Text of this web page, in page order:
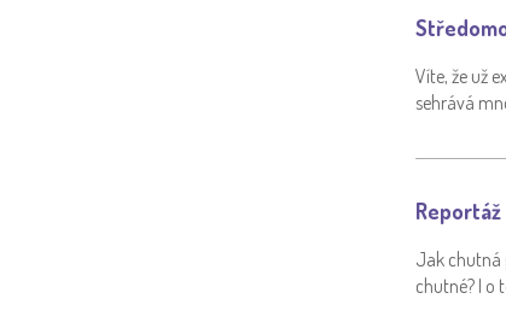
Víte, že už
sehrává
Jak chutná
chutné? I o